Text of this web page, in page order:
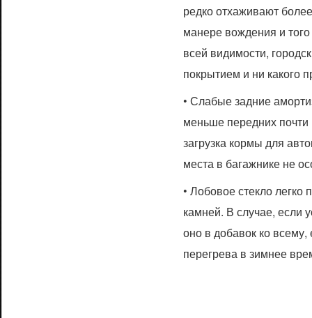
редко отхаживают
манере вождения и
всей видимости,
покрытием и ни какого
• Слабые задние
меньше передних
загрузка кормы для
места в багажнике не
• Лобовое стекло
камней. В случае, если
оно в добавок ко
перегрева в зимнее